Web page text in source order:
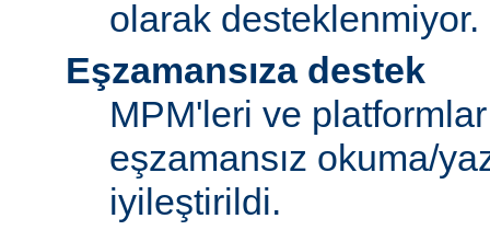
olarak desteklenmiyor.
Eşzamansıza destek
MPM'leri ve
eşzamansız okuma/
iyileştirildi.